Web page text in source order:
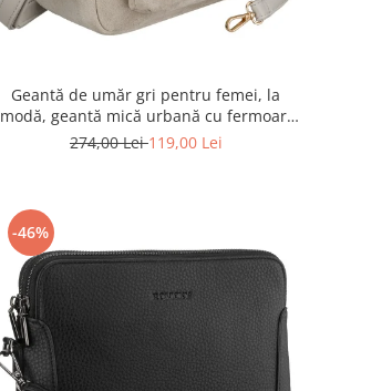
Geantă de umăr gri pentru femei, la
modă, geantă mică urbană cu fermoar,
piele ecologică - Peterson PTR-PTN MX02-
274,00 Lei119,00 Lei
-46%